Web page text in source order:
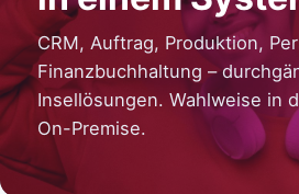
CRM, Auftrag, Produktion,
Finanzbuchhaltung –
Insellösungen. Wahlweise in
On-Premise.